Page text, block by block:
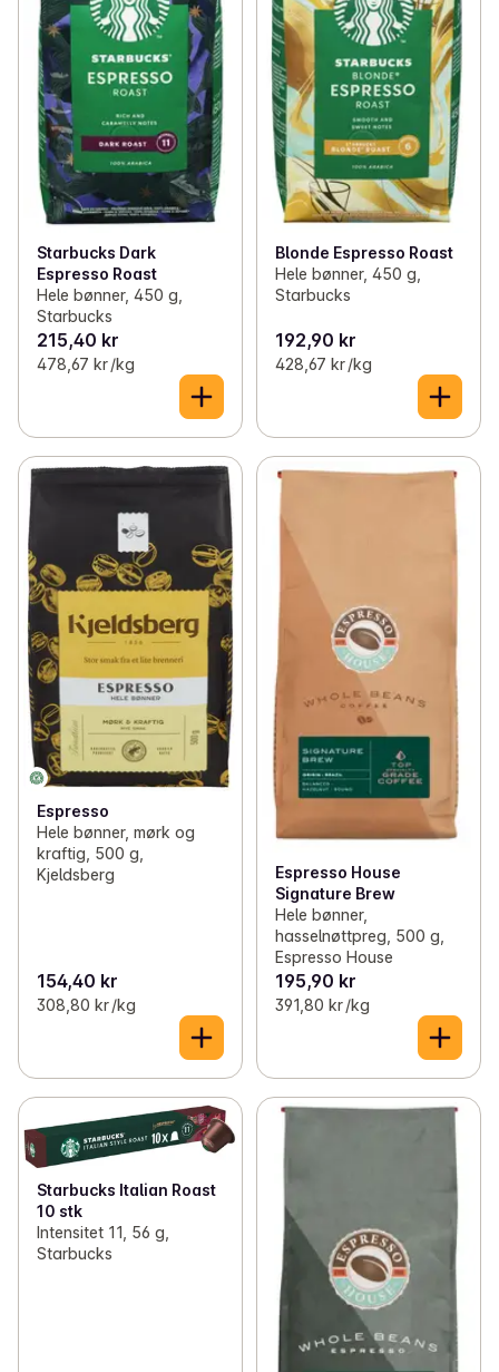
Starbucks Dark
Espresso Roast
Hele bønner, 450 g,
Starbucks
215,40 kr
478,67 kr /kg
Blonde Espresso Roast
Hele bønner, 450 g,
Starbucks
192,90 kr
428,67 kr /kg
Espresso
Hele bønner, mørk og
kraftig, 500 g,
Kjeldsberg
154,40 kr
308,80 kr /kg
Espresso House
Signature Brew
Hele bønner,
hasselnøttpreg, 500 g,
Espresso House
195,90 kr
391,80 kr /kg
Starbucks Italian Roast
10 stk
Intensitet 11, 56 g,
Starbucks